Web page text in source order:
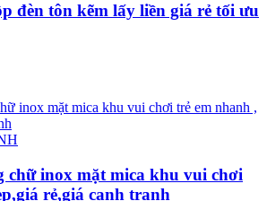
đèn tôn kẽm lấy liền giá rẻ tối ưu
chữ inox mặt mica khu vui chơi
rẻ,giá cạnh tranh